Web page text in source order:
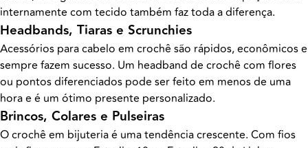
internamente com tecido também faz toda a diferença.
Headbands, Tiaras e Scrunchies
Acessórios para cabelo em crochê são rápidos, econômicos e
sempre fazem sucesso. Um headband de crochê com flores
ou pontos diferenciados pode ser feito em menos de uma
hora e é um ótimo presente personalizado.
Brincos, Colares e Pulseiras
O crochê em bijuteria é uma tendência crescente. Com fios